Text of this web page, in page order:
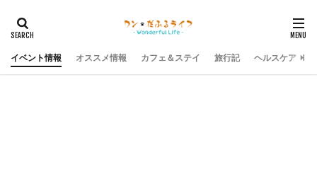
イベント情報 オススメ情報 カフェ＆ステイ 旅行記 ヘルスケア